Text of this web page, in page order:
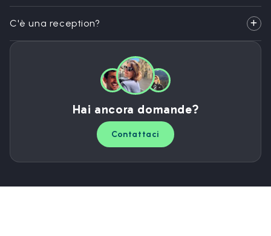
C'è una reception?
Hai ancora domande?
Contattaci